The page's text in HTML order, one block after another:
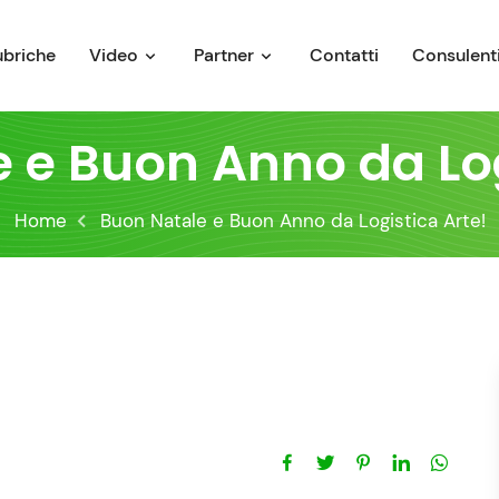
Video Partner Contatti
e Buon Anno da
Home Buon Natale e Buon Anno da Logistica Arte!